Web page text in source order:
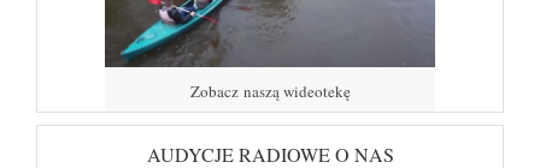
Zobacz naszą wideotekę
AUDYCJE RADIOWE O NAS